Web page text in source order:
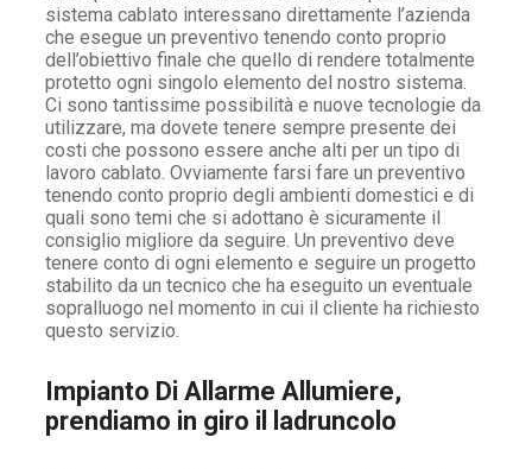
sistema cablato interessano direttamente l’azienda
che esegue un preventivo tenendo conto proprio
dell’obiettivo finale che quello di rendere totalmente
protetto ogni singolo elemento del nostro sistema.
Ci sono tantissime possibilità e nuove tecnologie da
utilizzare, ma dovete tenere sempre presente dei
costi che possono essere anche alti per un tipo di
lavoro cablato. Ovviamente farsi fare un preventivo
tenendo conto proprio degli ambienti domestici e di
quali sono temi che si adottano è sicuramente il
consiglio migliore da seguire. Un preventivo deve
tenere conto di ogni elemento e seguire un progetto
stabilito da un tecnico che ha eseguito un eventuale
sopralluogo nel momento in cui il cliente ha richiesto
questo servizio.
Impianto Di Allarme Allumiere,
prendiamo in giro il ladruncolo